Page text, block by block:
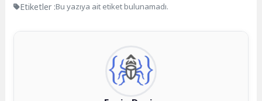
Etiketler :Bu yazıya ait etiket bulunamadı.